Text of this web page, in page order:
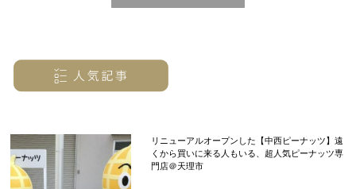
リニューアルオープンした【中西ピーナッツ】遠
くから買いに来る人もいる、超人気ピーナッツ専
門店＠天理市